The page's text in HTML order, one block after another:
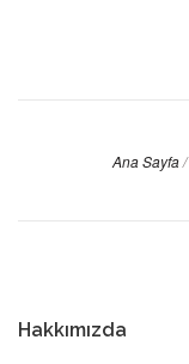
Ana Sayfa/
Hakkımızda